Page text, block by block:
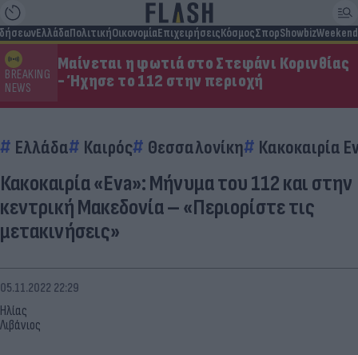
ΕλλάδαΠολιτικήΟικονομίαΕπιχειρήσειςΚόσμοςΣπορShowbizWeekend
BREAKING
NEWS
Μαίνεται η φωτιά στο Στεφάνι Κορινθίας
- Ήχησε το 112 στην περιοχή
Ελλάδα Καιρός Θεσσαλονίκη Κακοκαιρία
Κακοκαιρία «Eva»: Μήνυμα του 112 και στην
κεντρική Μακεδονία – «Περιορίστε τις
μετακινήσεις»
Ηλίας
Λιβάνιος
05.11.2022 22:29